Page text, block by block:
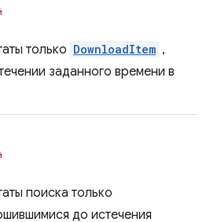
только DownloadItem ,
заданного времени в
поиска только
до истечения